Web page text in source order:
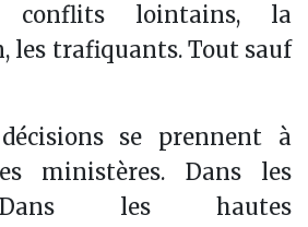
conflits lointains, la
les trafiquants. Tout sauf
se prennent à
ministères. Dans les
les hautes